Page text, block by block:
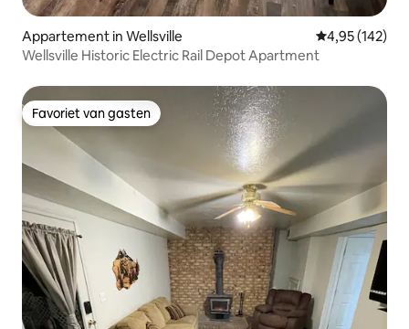
Appartement in Wellsville Gemiddelde
4,95 (142)
Wellsville Historic Electric Rail Depot Apartment
Favoriet van gasten
Favoriet van gasten